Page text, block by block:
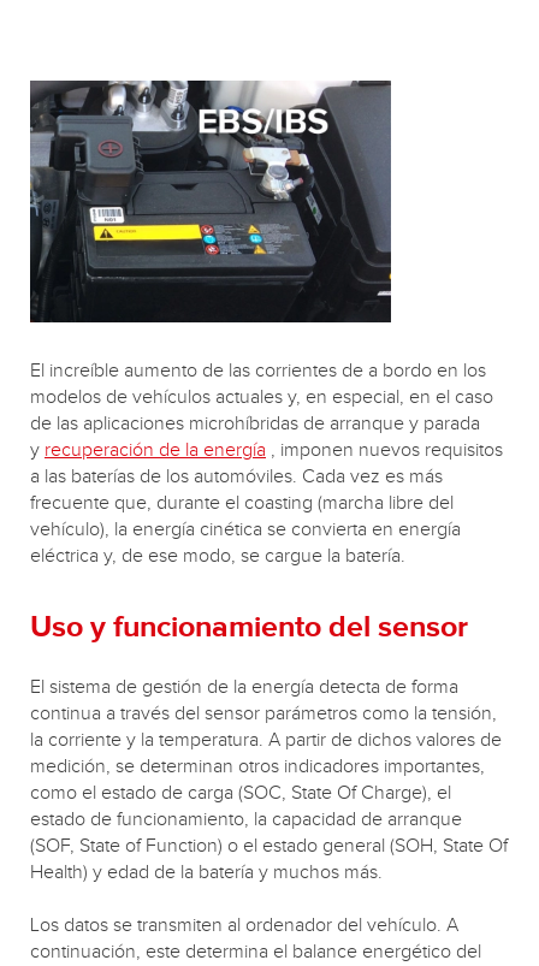
El increíble aumento de las corrientes de a bordo en los
modelos de vehículos actuales y, en especial, en el caso
de las aplicaciones microhíbridas de arranque y parada
y recuperación de la energía , imponen nuevos requisitos
a las baterías de los automóviles. Cada vez es más
frecuente que, durante el coasting (marcha libre del
vehículo), la energía cinética se convierta en energía
eléctrica y, de ese modo, se cargue la batería.
Uso y funcionamiento del sensor
El sistema de gestión de la energía detecta de forma
continua a través del sensor parámetros como la tensión,
la corriente y la temperatura. A partir de dichos valores de
medición, se determinan otros indicadores importantes,
como el estado de carga (SOC, State Of Charge), el
estado de funcionamiento, la capacidad de arranque
(SOF, State of Function) o el estado general (SOH, State Of
Health) y edad de la batería y muchos más.
Los datos se transmiten al ordenador del vehículo. A
continuación, este determina el balance energético del